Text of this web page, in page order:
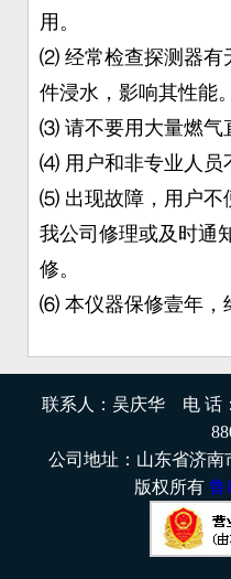
用。
⑵ 经常检查探测器有
件浸水，影响其性能。
⑶ 请不要用大量燃气
⑷ 用户和非专业人员
⑸ 出现故障，用户不
我公司修理或及时通
修。
⑹ 本仪器保修壹年，
联系人：吴庆华 电 话
公司地址：山东省济南
版权所有 鲁